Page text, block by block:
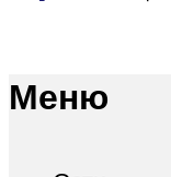
Меню